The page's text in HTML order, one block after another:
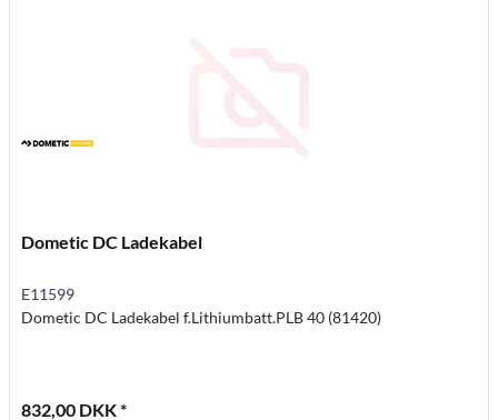
Dometic DC Ladekabel
E11599
Dometic DC Ladekabel f.Lithiumbatt.PLB 40 (81420)
832,00 DKK *